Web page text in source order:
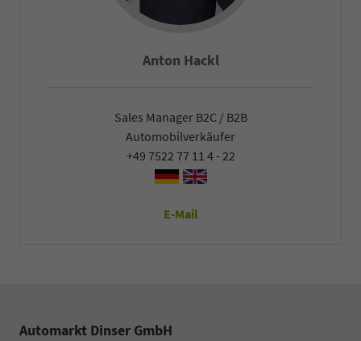
Anton Hackl
Sales Manager B2C / B2B
Automobilverkäufer
+49 7522 77 11 4 - 22
E-Mail
Automarkt Dinser GmbH